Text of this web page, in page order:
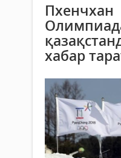
Пxенчxан
xабар